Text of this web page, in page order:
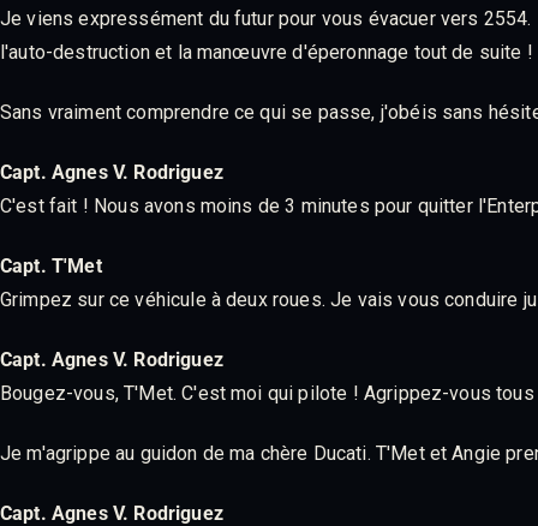
Je viens expressément du futur pour vous évacuer vers
l'auto-destruction et la manœuvre d'éperonnage tout de suite !
Sans vraiment comprendre ce qui se passe, j'obéis sans
Capt. Agnes V. Rodriguez
C'est fait ! Nous avons moins de 3 minutes pour quitter
Capt. T'Met
Grimpez sur ce véhicule à deux roues. Je vais vous conduire
Capt. Agnes V. Rodriguez
Bougez-vous, T'Met. C'est moi qui pilote ! Agrippez-vous
Je m'agrippe au guidon de ma chère Ducati. T'Met et Angie
Capt. Agnes V. Rodriguez